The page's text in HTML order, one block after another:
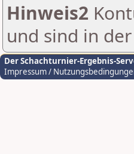
Hinweis2
und sind in
Der Schachturnier-Ergebnis-
Impressum /